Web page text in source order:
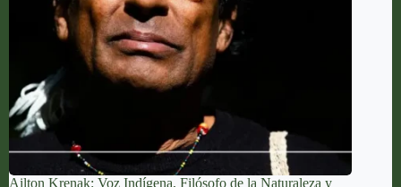
Ailton Krenak: Voz Indígena, Filósofo de la Naturaleza y